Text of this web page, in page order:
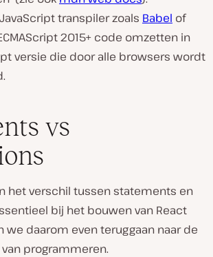
transpiler zoals Babel of
2015+ code omzetten in
versie die door alle browsers wordt
vs
het verschil tussen statements en
bij het bouwen van React
we daarom even teruggaan naar de
programmeren.